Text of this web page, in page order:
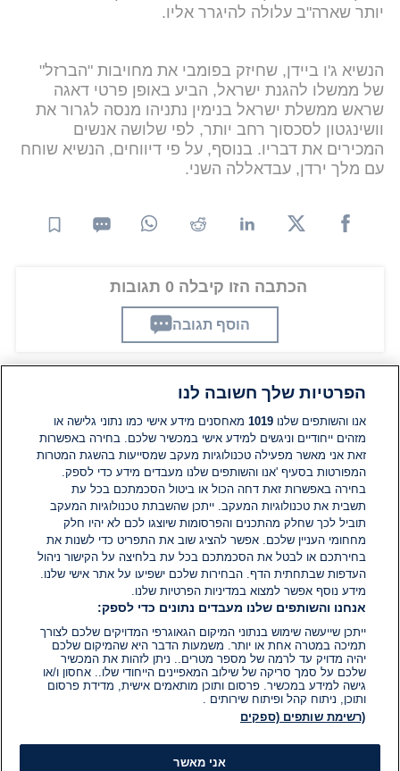
יותר שארה"ב עלולה להיגרר אליו.
הנשיא ג'ו ביידן, שחיזק בפומבי את מחויבות "הברזל"
של ממשלו להגנת ישראל, הביע באופן פרטי דאגה
שראש ממשלת ישראל בנימין נתניהו מנסה לגרור את
וושינגטון לסכסוך רחב יותר, לפי שלושה אנשים
המכירים את דבריו. בנוסף, על פי דיווחים, הנשיא שוחח
עם מלך ירדן, עבדאללה השני.
הכתבה הזו קיבלה 0 תגובות
הוסף תגובה
תגובות
אין עדיין תגובות. היה הראשון להגיב
הוסף תגובה
הפרטיות שלך חשובה לנו
אנו והשותפים שלנו1019 מאחסנים מידע אישי כמו נתוני גלישה או
מזהים ייחודיים וניגשים למידע אישי במכשיר שלכם. בחירה באפשרות
זאת אני מאשר מפעילה טכנולוגיות מעקב שמסייעות בהשגת המטרות
המפורטות בסעיף 'אנו והשותפים שלנו מעבדים מידע כדי לספק.
בחירה באפשרות זאת דחה הכול או ביטול הסכמתכם בכל עת
תשבית את טכנולוגיות המעקב. ייתכן שהשבתת טכנולוגיות המעקב
תוביל לכך שחלק מהתכנים והפרסומות שיוצגו לכם לא יהיו חלק
מחחומי העניין שלכם. אפשר להציג שוב את התפריט כדי לשנות את
בחירתכם או לבטל את הסכמתכם בכל עת בלחיצה על הקישור ניהול
העדפות שבתחתית הדף. הבחירות שלכם ישפיעו על אתר אישי שלנו.
מידע נוסף אפשר למצוא במדיניות הפרטיות שלנו.
אנחנו והשותפים שלנו מעבדים נתונים כדי לספק:
ייתכן שייעשה שימוש בנתוני המיקום הגאוגרפי המדויקים שלכם לצורך
תמיכה במטרה אחת או יותר. משמעות הדבר היא שהמיקום שלכם
יהיה מדויק עד לרמה של מספר מטרים.. ניתן לזהות את המכשיר
שלכם על סמך סריקה של שילוב המאפיינים הייחודי שלו.. אחסון ו/או
גישה למידע במכשיר. פרסום ותוכן מותאמים אישית, מדידת פרסום
ותוכן, ניתוח קהל ופיתוח שירותים .
(רשימת שותפים (ספקים
אני מאשר